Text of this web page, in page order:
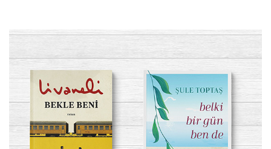
300 TL üzeri siparişlerinizde
KARGO ÜCRETSİZ!